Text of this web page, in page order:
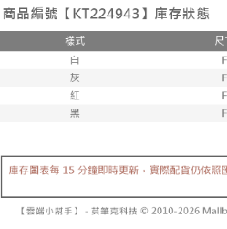
帳／街口支付／iPASS MONEY」等通路繳
【注意事項】
1.本服務係由「台灣大哥大股份有限公司
用戶於交易時，得透過本服務購買商品或
買賣價金債權讓與本公司後，依約使用本
2.基於同意付款使用「大哥付你分期」之
由本公司與您本人進行分期帳單所需資料
3.完整用戶服務條款，請詳閱以下連結：
２．訂單成立數日內，您將收到繳費通知簡
３．收到繳費通知簡訊後14天內，點擊此
ATM／網路銀行／等多元方式進行付款，
※ 請注意：結帳手續完成當下不需立刻繳
購買商品的店家。未經商家同意取消之訂
後付繳納相關費用。
※ 交易是否成功請以「AFTEE先享後付
https://
【注意事項】
１．透過由恩沛科技股份有限公司提供之
易，需依本服務之必要範圍內提供個人資
每筆NT$60，滿NT$1,600(含以上)免
已關閉，請勿下單
每筆NT$10,000
已關閉，請勿下單(付取)
7-11取貨付款
每筆NT$60，滿NT$1,800(含以上)免